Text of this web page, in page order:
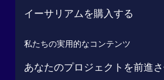
イーサリアムを購入する
私たちの実用的なコンテンツ
あなたのプロジェクトを前進